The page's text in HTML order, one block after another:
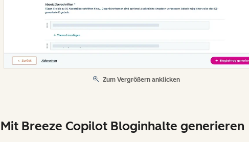
Zum Vergrößern anklicken
Mit Breeze Copilot Bloginhalte generieren